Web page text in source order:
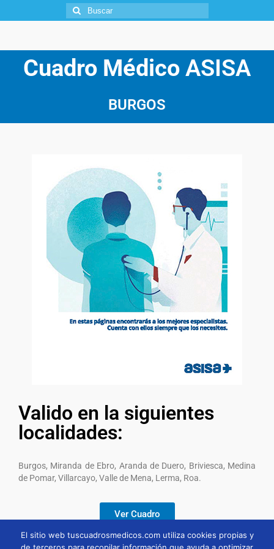
Cuadro Médico ASISA
BURGOS
Valido en la siguientes
localidades:
Burgos, Miranda de Ebro, Aranda de Duero, Briviesca, Medina
de Pomar, Villarcayo, Valle de Mena, Lerma, Roa.
Ver Cuadro
El sitio web tuscuadrosmedicos.com utiliza cookies propias y